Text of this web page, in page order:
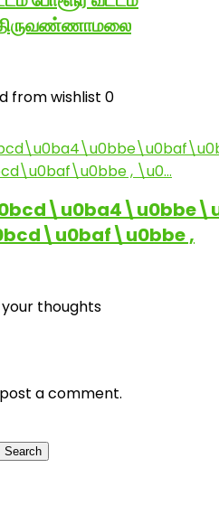
திருவண்ணாமலை
from wishlist 0
,
thoughts
a comment.
Search